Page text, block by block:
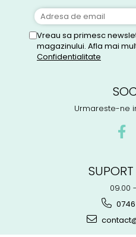
Vreau sa primesc
magazinului. Afla mai
Confidentialitate
Urmareste-ne
09.00
0746